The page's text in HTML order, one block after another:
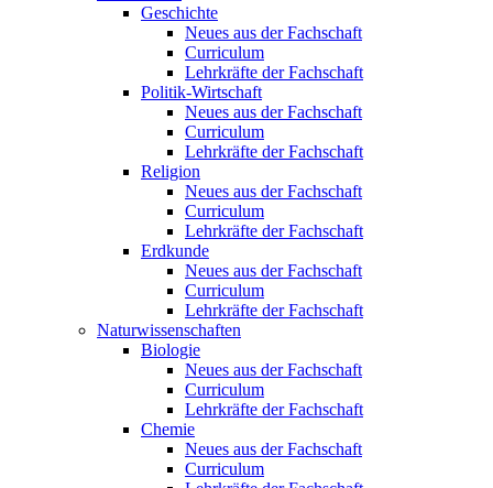
Geschichte
Neues aus der Fachschaft
Curriculum
Lehrkräfte der Fachschaft
Politik-Wirtschaft
Neues aus der Fachschaft
Curriculum
Lehrkräfte der Fachschaft
Religion
Neues aus der Fachschaft
Curriculum
Lehrkräfte der Fachschaft
Erdkunde
Neues aus der Fachschaft
Curriculum
Lehrkräfte der Fachschaft
Naturwissenschaften
Biologie
Neues aus der Fachschaft
Curriculum
Lehrkräfte der Fachschaft
Chemie
Neues aus der Fachschaft
Curriculum